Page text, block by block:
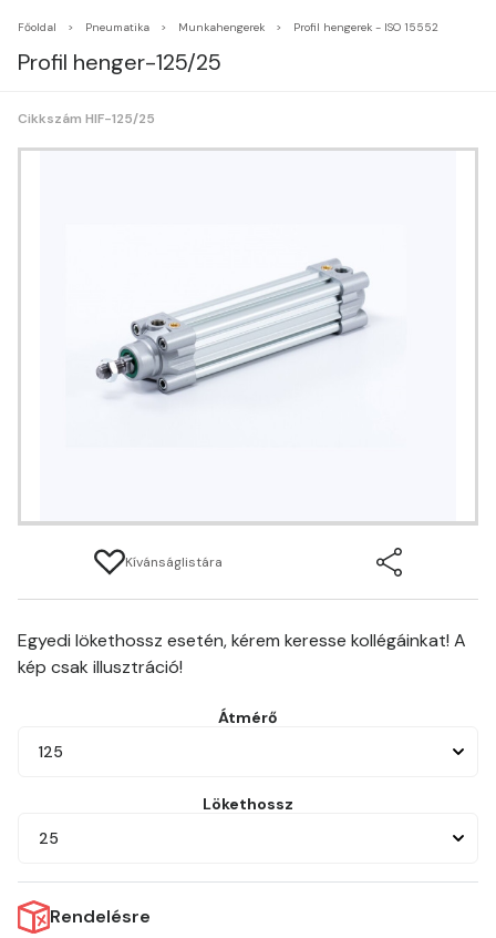
Főoldal Pneumatika Munkahengerek Profil hengerek - ISO 15552
Profil henger-125/25
Cikkszám HIF-125/25
Kívánságlistára
Egyedi lökethossz esetén, kérem keresse kollégáinkat! A
kép csak illusztráció!
Átmérő
125
Lökethossz
25
Rendelésre